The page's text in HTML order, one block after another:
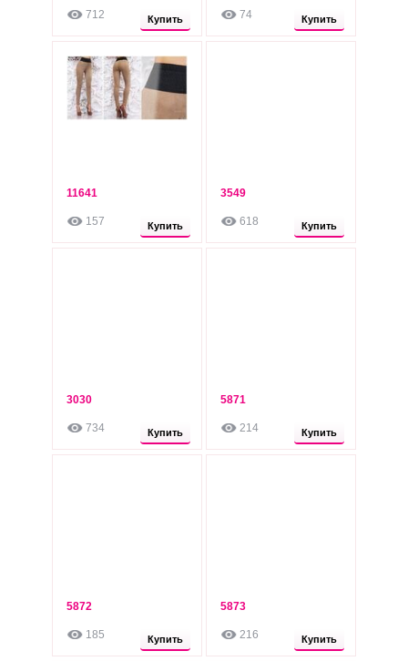
Опт: 185 грн
712 Купить Опт: 200 грн
74 Купить
Опт: 205 грн
11641
157 Купить Опт: 210 грн
3549
618 Купить
Опт: 215 грн
3030
734 Купить Опт: 220 грн
5871
214 Купить
Опт: 220 грн
5872
185 Купить Опт: 220 грн
5873
216 Купить